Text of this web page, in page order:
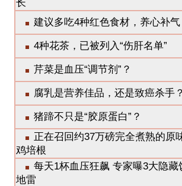
长
建议多吃4种红色食材，养心补气
4种花茶，已被列入“伤肝名单”
芹菜是血压“调节剂”？
腐乳是营养佳品，还是致癌杀手？
猪蹄不只是“胶原蛋白”？
正在召回约37万磅完全煮熟的原
鸡培根
每天1杯血压狂飙 专家曝3大隐藏
地雷